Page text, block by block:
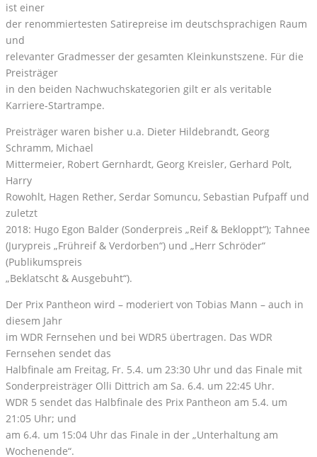
ist einer
der renommiertesten Satirepreise im deutschsprachigen Raum
und
relevanter Gradmesser der gesamten Kleinkunstszene. Für die
Preisträger
in den beiden Nachwuchskategorien gilt er als veritable
Karriere-Startrampe.
Preisträger waren bisher u.a. Dieter Hildebrandt, Georg
Schramm, Michael
Mittermeier, Robert Gernhardt, Georg Kreisler, Gerhard Polt,
Harry
Rowohlt, Hagen Rether, Serdar Somuncu, Sebastian Pufpaff und
zuletzt
2018: Hugo Egon Balder (Sonderpreis „Reif & Bekloppt“); Tahnee
(Jurypreis „Frühreif & Verdorben“) und „Herr Schröder“
(Publikumspreis
„Beklatscht & Ausgebuht“).
Der Prix Pantheon wird – moderiert von Tobias Mann – auch in
diesem Jahr
im WDR Fernsehen und bei WDR5 übertragen. Das WDR
Fernsehen sendet das
Halbfinale am Freitag, Fr. 5.4. um 23:30 Uhr und das Finale mit
Sonderpreisträger Olli Dittrich am Sa. 6.4. um 22:45 Uhr.
WDR 5 sendet das Halbfinale des Prix Pantheon am 5.4. um
21:05 Uhr; und
am 6.4. um 15:04 Uhr das Finale in der „Unterhaltung am
Wochenende“.